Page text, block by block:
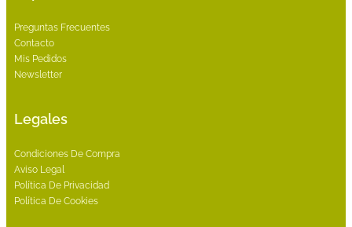
Preguntas Frecuentes
Contacto
Mis Pedidos
Newsletter
Legales
Condiciones De Compra
Aviso Legal
Política De Privacidad
Política De Cookies